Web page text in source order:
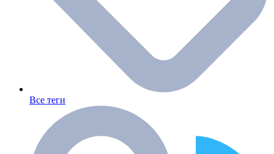
Все теги